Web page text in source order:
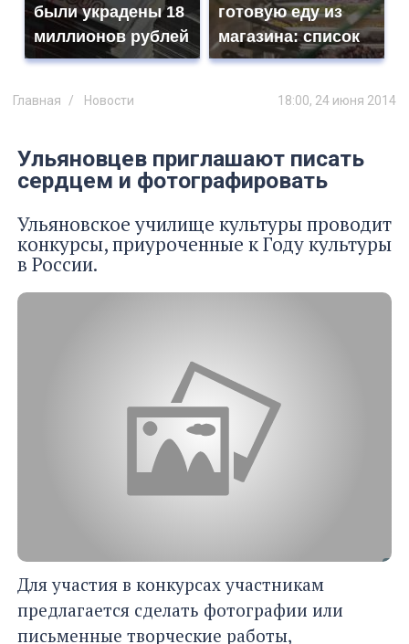
были украдены 18
миллионов рублей
готовую еду из
магазина: список
Главная Новости 18:00, 24 июня 2014
Ульяновцев приглашают писать
сердцем и фотографировать
Ульяновское училище культуры проводит
конкурсы, приуроченные к Году культуры
в России.
Для участия в конкурсах участникам
предлагается сделать фотографии или
письменные творческие работы,